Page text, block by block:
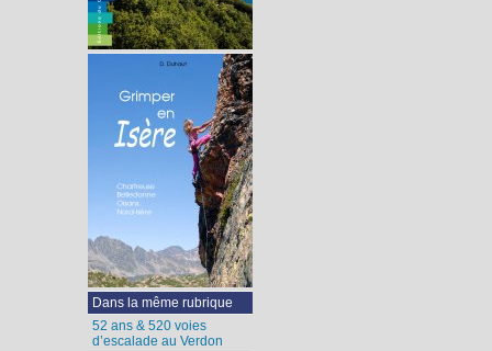
Dans la même rubrique
52 ans & 520 voies
d’escalade au Verdon